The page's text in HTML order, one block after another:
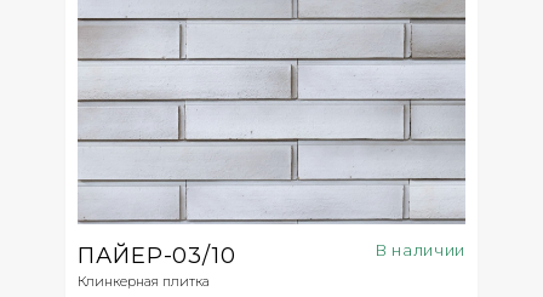
ПАЙЕР-03/10
Клинкерная плитка
В наличии